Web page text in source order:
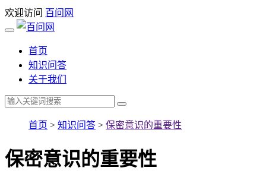
欢迎访问 百问网
首页
知识问答
关于我们
首页 > 知识问答 > 保密意识的重要性
保密意识的重要性